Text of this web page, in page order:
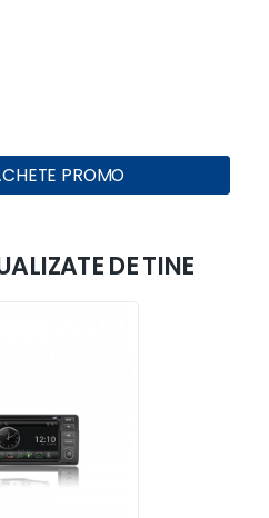
PROMO
DE TINE